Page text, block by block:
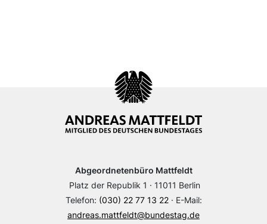
Abgeordnetenbüro Mattfeldt
Platz der Republik 1 · 11011 Berlin
Telefon: (030) 22 77 13 22· E-Mail:
andreas.mattfeldt@bundestag.de